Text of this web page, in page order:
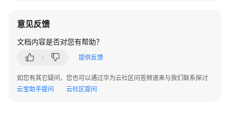
意见反馈
文档内容是否对您有帮助？
提供反馈
如您有其它疑问，您也可以通过华为云社区问答频道来与我们联系探讨
云宝助手提问
云社区提问